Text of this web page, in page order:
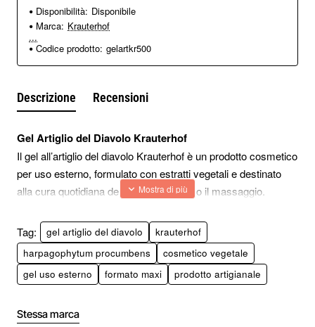
Disponibilità: Disponibile
Marca: Krauterhof
...
Codice prodotto: gelartkr500
Descrizione Recensioni
Gel Artiglio del Diavolo Krauterhof
Il gel all’artiglio del diavolo Krauterhof è un prodotto cosmetico
per uso esterno, formulato con estratti vegetali e destinato
alla cura quotidiana della pelle attraverso il massaggio.
prolungato e pratico, ideale per chi desidera una scorta di
lunga durata.
Questo prodotto rientra nella categoria dei cosmetici a base
vegetale, utilizzati nella routine quotidiana di cura del corpo,
La pianta Harpagophytum procumbens
Tag: gel artiglio del diavolo
krauterhof
harpagophytum procumbens
cosmetico vegetale
gel uso esterno
formato maxi prodotto artigianale
Stessa marca